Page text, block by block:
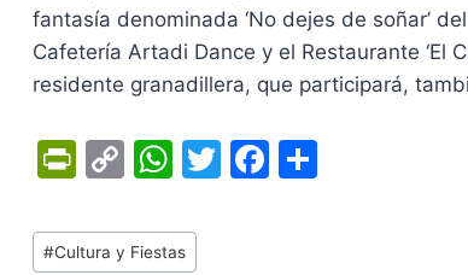
fantasía denominada ‘No dejes de soñar’
Cafetería Artadi Dance y el Restaurante ‘El
residente granadillera, que participará,
Pr
tF
C
p
W
at
T
F
Tags
#Cultura y Fiestas